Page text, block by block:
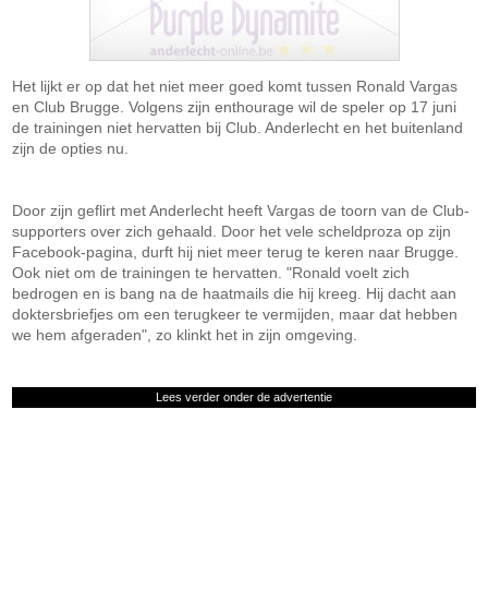
Het lijkt er op dat het niet meer goed komt tussen Ronald Vargas
en Club Brugge. Volgens zijn enthourage wil de speler op 17 juni
de trainingen niet hervatten bij Club. Anderlecht en het buitenland
zijn de opties nu.
Door zijn geflirt met Anderlecht heeft Vargas de toorn van de Club-
supporters over zich gehaald. Door het vele scheldproza op zijn
Facebook-pagina, durft hij niet meer terug te keren naar Brugge.
Ook niet om de trainingen te hervatten. "Ronald voelt zich
bedrogen en is bang na de haatmails die hij kreeg. Hij dacht aan
doktersbriefjes om een terugkeer te vermijden, maar dat hebben
we hem afgeraden", zo klinkt het in zijn omgeving.
Lees verder onder de advertentie